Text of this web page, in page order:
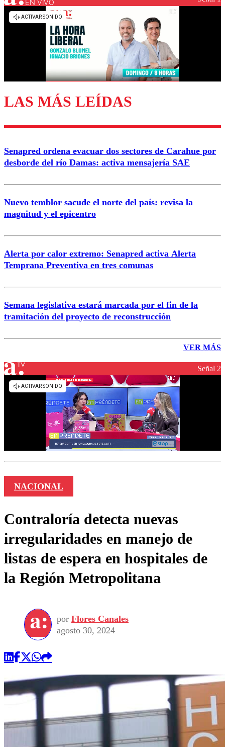
Los comentarios son moderados para garantizar un
diálogo respetuoso.
Enviar comentario
EN VIVO
LAS MÁS LEÍDAS
Senapred ordena evacuar dos sectores de Carahue por
desborde del río Damas: activa mensajería SAE
Nuevo temblor sacude el norte del país: revisa la
magnitud y el epicentro
Alerta por calor extremo: Senapred activa Alerta
Temprana Preventiva en tres comunas
Semana legislativa estará marcada por el fin de la
tramitación del proyecto de reconstrucción
VER MÁS
Señal 2
NACIONAL
Contraloría detecta nuevas
irregularidades en manejo de
listas de espera en hospitales de
la Región Metropolitana
por Flores Canales
agosto 30, 2024